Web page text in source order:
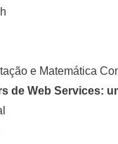
e Matemática
de Web Services: